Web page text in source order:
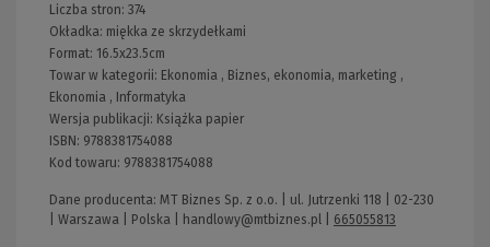
Liczba stron: 374
Okładka: miękka ze skrzydełkami
Format: 16.5x23.5cm
Towar w kategorii: Ekonomia , Biznes, ekonomia, marketing ,
Ekonomia , Informatyka
Wersja publikacji: Książka papier
ISBN: 9788381754088
Kod towaru: 9788381754088
Dane producenta: MT Biznes Sp. z o.o. | ul. Jutrzenki 118 | 02-230
| Warszawa | Polska | handlowy@mtbiznes.pl 665055813